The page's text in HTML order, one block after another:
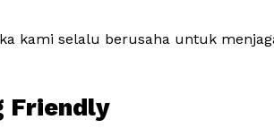
kami selalu berusaha untuk
Friendly